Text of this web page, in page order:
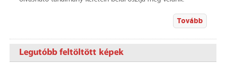
Tovább
Legutóbb feltöltött képek